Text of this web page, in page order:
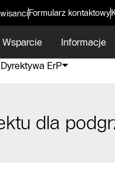
Formularz kontaktowy
Wsparcie Informacje
Dyrektywa ErP
dla